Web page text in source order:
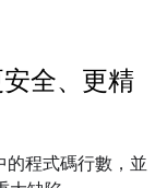
全、更精
程式碼行數，並